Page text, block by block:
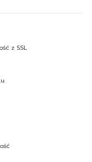
z SSL